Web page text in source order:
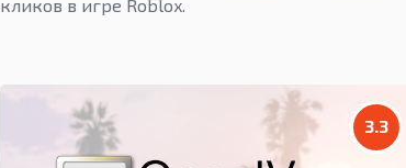
кликов в игре Roblox.
3.3